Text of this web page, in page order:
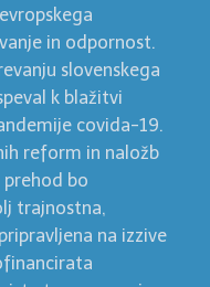
in odpornost.
slovenskega
k blažitvi
covida-19.
reform in naložb
bo
trajnostna,
na izzive